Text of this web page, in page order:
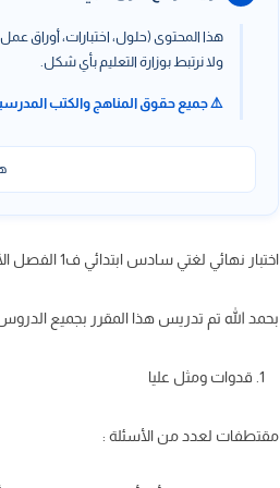
هذا المحتوى (حلول، اختبارات، أوراق
ولا نرتبط بوزارة التعليم بأي شكل.
⚠️ جميع حقوق المناهج والكتب
اختبار نهائي لغتي سادس ابتدائي ف1 الفصل الأول ، اختبار لغتي الجميلة صف سادس ف1 مع الحل pdf على موقعنا حلول كتبي
بحمد الله تم تدريس هذا المقرر بجميع
قدوات ومثل عليا
مقتطفات لعدد من الأسئلة :